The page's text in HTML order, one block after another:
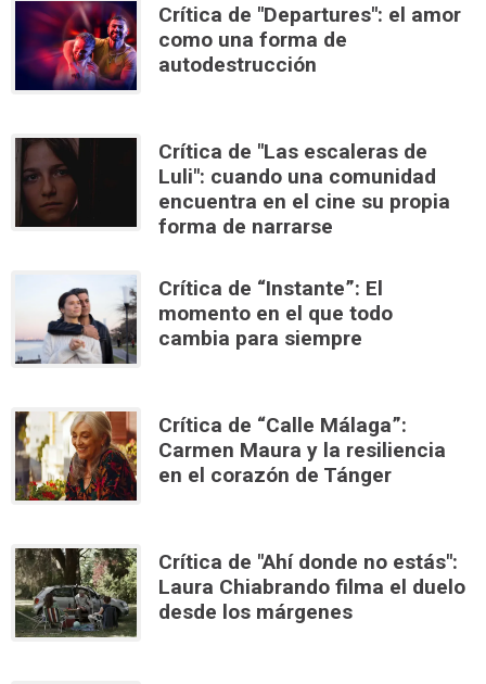
Crítica de "Departures": el amor
como una forma de
autodestrucción
Crítica de "Las escaleras de
Luli": cuando una comunidad
encuentra en el cine su propia
forma de narrarse
Crítica de “Instante”: El
momento en el que todo
cambia para siempre
Crítica de “Calle Málaga”:
Carmen Maura y la resiliencia
en el corazón de Tánger
Crítica de "Ahí donde no estás":
Laura Chiabrando filma el duelo
desde los márgenes